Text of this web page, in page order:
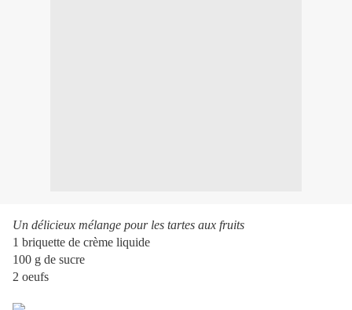
Un délicieux mélange pour les tartes aux fruits
1 briquette de crème liquide
100 g de sucre
2 oeufs